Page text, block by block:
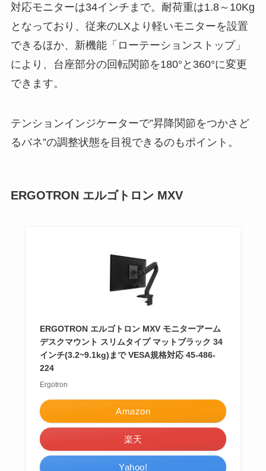
対応モニターは34インチまで。耐荷重は1.8～10Kg
となっており、従来のLXより軽いモニターを設置
できるほか、新機能「ローテーションストップ」
により、台座部分の回転関節を180°と360°に変更
できます。
テンションインジケーターで”昇降関節をつかさど
るバネ”の調整状態を目視できるのもポイント。
ERGOTRON エルゴトロン MXV
ERGOTRON エルゴトロン MXV モニターアーム
デスクマウント スリムタイプ マットブラック 34
インチ(3.2~9.1kg)まで VESA規格対応 45-486-
224
Ergotron
Amazon
楽天
Yahoo!